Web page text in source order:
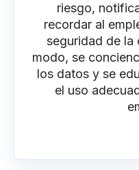
riesgo,
recordar al
seguridad de la
modo, se
los datos y se
el uso